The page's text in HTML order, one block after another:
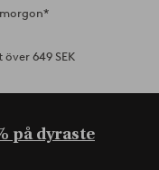
649 SEK
på dyraste